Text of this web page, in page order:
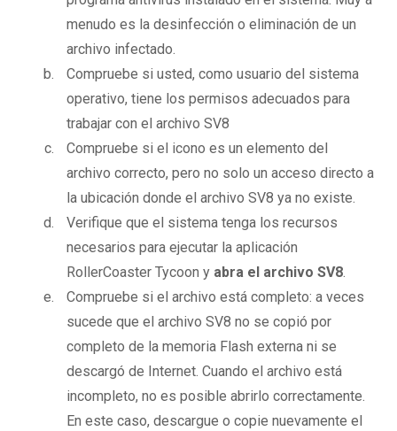
menudo es la desinfección o eliminación de un
archivo infectado.
Compruebe si usted, como usuario del sistema
operativo, tiene los permisos adecuados para
trabajar con el archivo SV8
Compruebe si el icono es un elemento del
archivo correcto, pero no solo un acceso directo a
la ubicación donde el archivo SV8 ya no existe.
Verifique que el sistema tenga los recursos
necesarios para ejecutar la aplicación
RollerCoaster Tycoon y abra el archivo SV8.
Compruebe si el archivo está completo: a veces
sucede que el archivo SV8 no se copió por
completo de la memoria Flash externa ni se
descargó de Internet. Cuando el archivo está
incompleto, no es posible abrirlo correctamente.
En este caso, descargue o copie nuevamente el